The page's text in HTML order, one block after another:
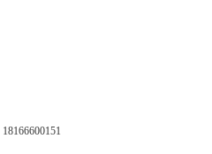
18166600151